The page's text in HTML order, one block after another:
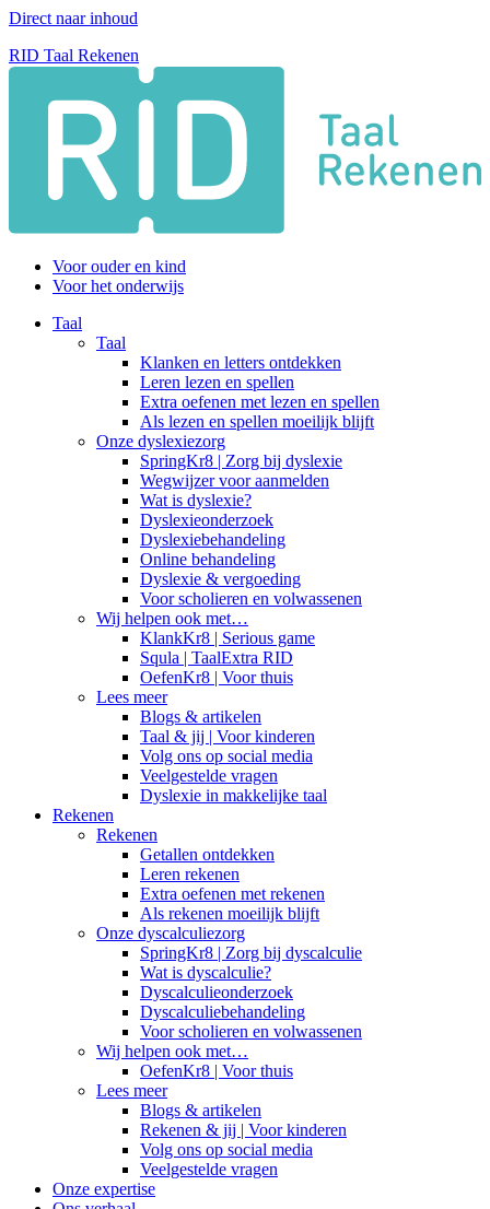
Direct naar inhoud
RID Taal Rekenen
Voor ouder en kind
Voor het onderwijs
Taal
Taal
Klanken en letters ontdekken
Leren lezen en spellen
Extra oefenen met lezen en spellen
Als lezen en spellen moeilijk blijft
Onze dyslexiezorg
SpringKr8 | Zorg bij dyslexie
Wegwijzer voor aanmelden
Wat is dyslexie?
Dyslexieonderzoek
Dyslexiebehandeling
Online behandeling
Dyslexie & vergoeding
Voor scholieren en volwassenen
Wij helpen ook met…
KlankKr8 | Serious game
Squla | TaalExtra RID
OefenKr8 | Voor thuis
Lees meer
Blogs & artikelen
Taal & jij | Voor kinderen
Volg ons op social media
Veelgestelde vragen
Dyslexie in makkelijke taal
Rekenen
Rekenen
Getallen ontdekken
Leren rekenen
Extra oefenen met rekenen
Als rekenen moeilijk blijft
Onze dyscalculiezorg
SpringKr8 | Zorg bij dyscalculie
Wat is dyscalculie?
Dyscalculieonderzoek
Dyscalculiebehandeling
Voor scholieren en volwassenen
Wij helpen ook met…
OefenKr8 | Voor thuis
Lees meer
Blogs & artikelen
Rekenen & jij | Voor kinderen
Volg ons op social media
Veelgestelde vragen
Onze expertise